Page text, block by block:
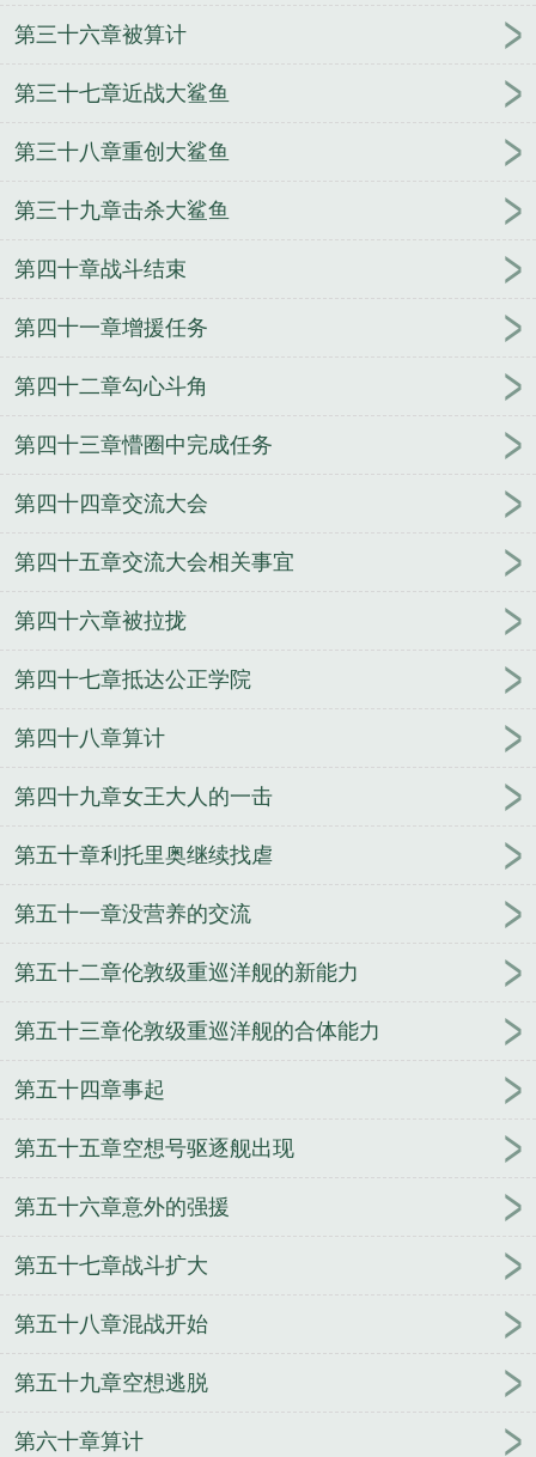
第三十六章被算计
第三十七章近战大鲨鱼
第三十八章重创大鲨鱼
第三十九章击杀大鲨鱼
第四十章战斗结束
第四十一章增援任务
第四十二章勾心斗角
第四十三章懵圈中完成任务
第四十四章交流大会
第四十五章交流大会相关事宜
第四十六章被拉拢
第四十七章抵达公正学院
第四十八章算计
第四十九章女王大人的一击
第五十章利托里奥继续找虐
第五十一章没营养的交流
第五十二章伦敦级重巡洋舰的新能力
第五十三章伦敦级重巡洋舰的合体能力
第五十四章事起
第五十五章空想号驱逐舰出现
第五十六章意外的强援
第五十七章战斗扩大
第五十八章混战开始
第五十九章空想逃脱
第六十章算计